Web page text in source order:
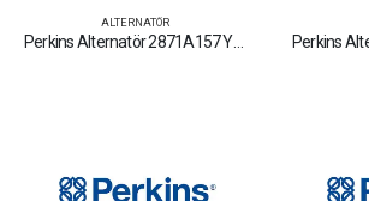
ALTERNATÖR
Perkins Alternatör 2871A157 Yedek Parça Fiyat Tamir Bakım Satan Firmalar